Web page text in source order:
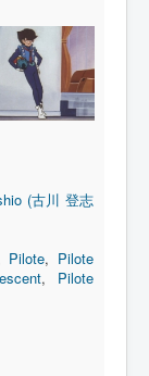
(古川 登志
Pilote, Pilote
, Pilote